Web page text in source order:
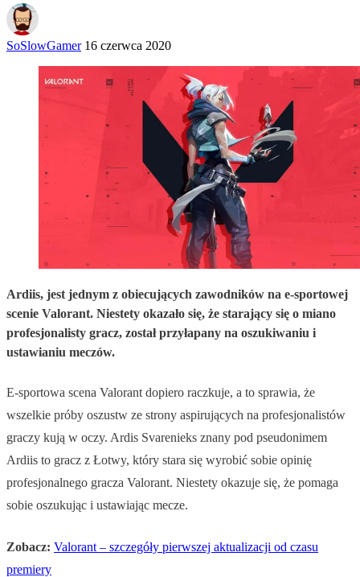
SoSlowGamer 16 czerwca 2020
Ardiis, jest jednym z obiecujących zawodników na e-sportowej
scenie Valorant. Niestety okazało się, że starający się o miano
profesjonalisty gracz, został przyłapany na oszukiwaniu i
ustawianiu meczów.
E-sportowa scena Valorant dopiero raczkuje, a to sprawia, że
wszelkie próby oszustw ze strony aspirujących na profesjonalistów
graczy kują w oczy. Ardis Svarenieks znany pod pseudonimem
Ardiis to gracz z Łotwy, który stara się wyrobić sobie opinię
profesjonalnego gracza Valorant. Niestety okazuje się, że pomaga
sobie oszukując i ustawiając mecze.
Zobacz: Valorant – szczegóły pierwszej aktualizacji od czasu
premiery